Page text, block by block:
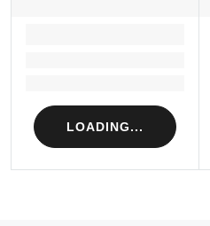
LOADING...